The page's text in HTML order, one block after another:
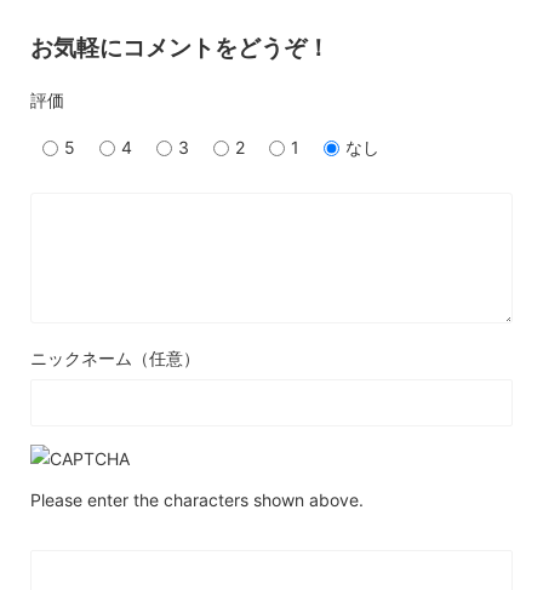
お気軽にコメントをどうぞ！
評価
5 4 3 2 1 なし
ニックネーム（任意）
Please enter the characters shown above.